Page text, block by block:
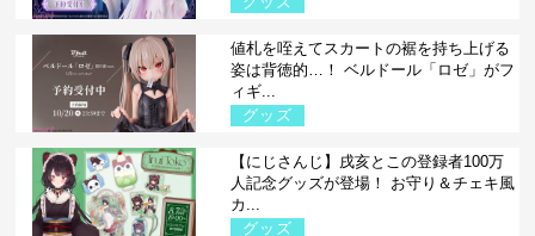
値札を咥えてスカートの裾を持ち上げる
姿は背徳的…！ ベルドール「ロゼ」がフ
ィギ...
グッズ
【にじさんじ】戌亥とこの登録者100万
人記念グッズが登場！ お守り＆チェキ風
カ...
グッズ